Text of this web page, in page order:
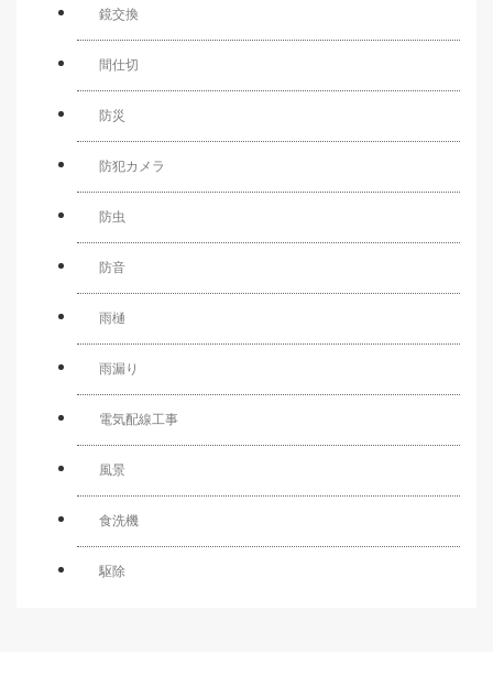
鏡交換
間仕切
防災
防犯カメラ
防虫
防音
雨樋
雨漏り
電気配線工事
風景
食洗機
駆除